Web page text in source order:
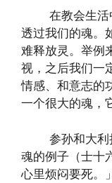
在教会生活中
透过我们的魂。
难释放灵。举例
视，之后我们一
情感、和意志的
一个很大的魂，
参孙和大利拉
魂的例子（士十
心里烦闷要死。